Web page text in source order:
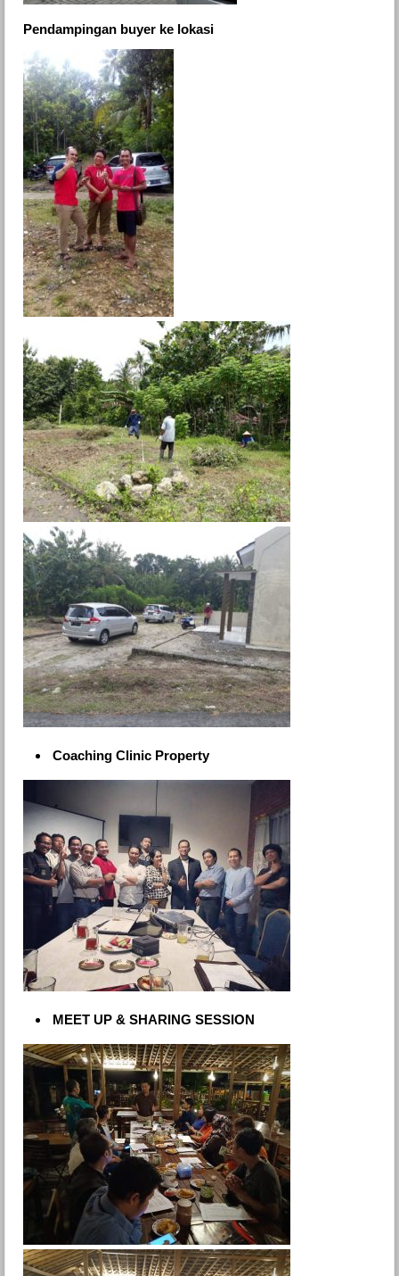
Pendampingan buyer ke lokasi
Coaching Clinic Property
MEET UP & SHARING SESSION